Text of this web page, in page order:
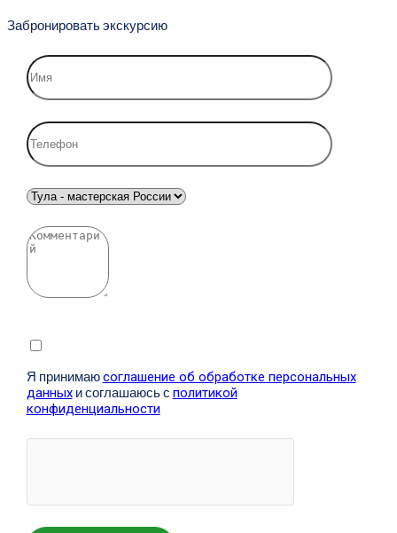
Забронировать экскурсию
Я принимаюсоглашение об обработке персональных
данныхи соглашаюсь с политикой
конфиденциальности